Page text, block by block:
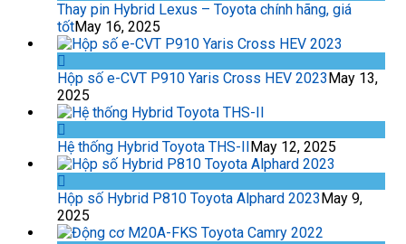
Thay pin Hybrid Lexus – Toyota chính hãng, giá
tốtMay 16, 2025
Hộp số e-CVT P910 Yaris Cross HEV 2023May 13,
2025
Hệ thống Hybrid Toyota THS-IIMay 12, 2025
Hộp số Hybrid P810 Toyota Alphard 2023May 9,
2025